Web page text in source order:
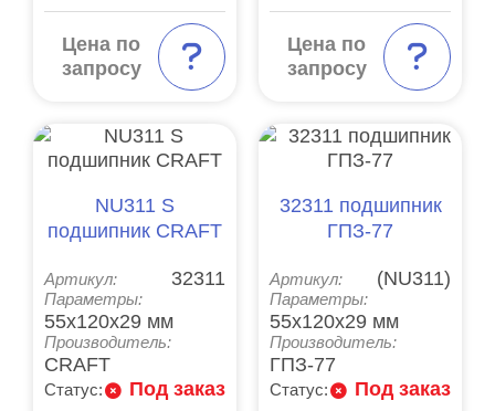
Цена по
запросу
Цена по
запросу
NU311 S
подшипник CRAFT
Артикул: 32311
Параметры:
55x120x29 мм
Производитель:
CRAFT
Статус: Под заказ
32311 подшипник
ГПЗ-77
Артикул: (NU311)
Параметры:
55x120x29 мм
Производитель:
ГПЗ-77
Статус: Под заказ